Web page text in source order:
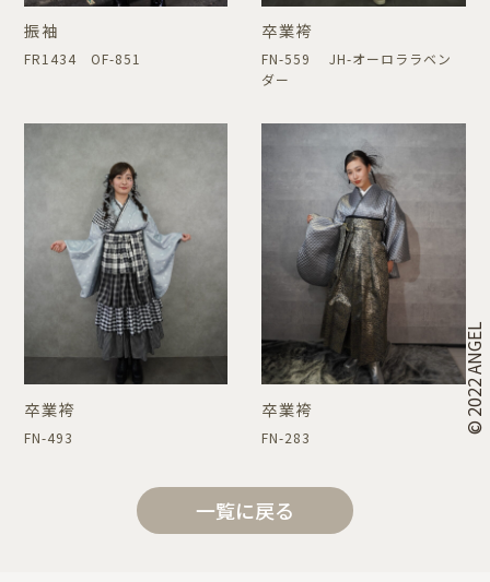
振袖
FR1434 OF-851
卒業袴
FN-559 JH-オーロララベン
ダー
卒業袴
FN-493
卒業袴
FN-283
一覧に戻る
© 2022 ANGEL